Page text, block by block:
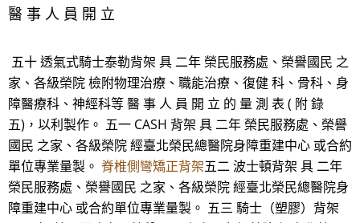
醫 事 人 員 開 立
五十 透氣式騎士泰勒背架 具 二年 榮民服務處、榮譽國民 之
家、各級榮院 檢附物理治療、職能治療、復健 科、骨科、身
障醫療科、神經科等 醫 事 人 員 開 立 的 量 測 表 ( 附 錄
五)，以利製作。 五一 CASH 背架 具 二年 榮民服務處、榮譽
國民 之家、各級榮院 經臺北榮民總醫院身障重建中心 或合約
單位專業量製。 脊椎側彎矯正背架五二 波士頓背架 具 二年
榮民服務處、榮譽國民 之家、各級榮院 經臺北榮民總醫院身
障重建中心 或合約單位專業量製。 五三 騎士（塑膠）背架